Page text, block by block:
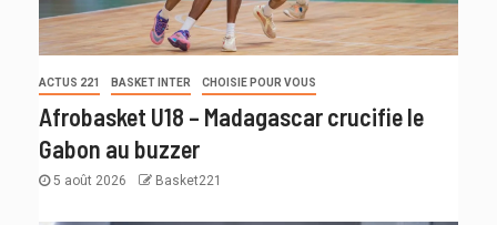
ACTUS 221 BASKET INTER CHOISIE POUR VOUS
Afrobasket U18 – Madagascar crucifie le
Gabon au buzzer
5 août 2026 Basket221